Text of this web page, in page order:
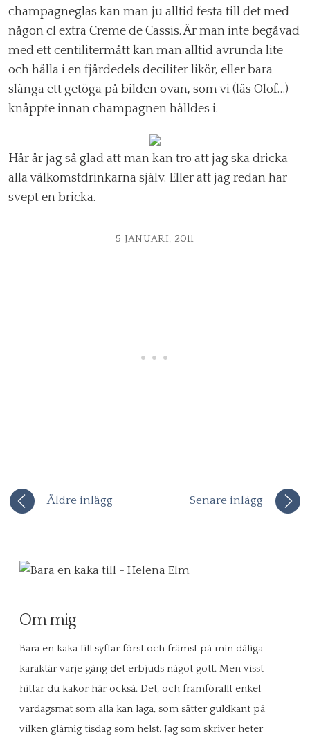
champagneglas kan man ju alltid festa till det med
någon cl extra Creme de Cassis. Är man inte begåvad
med ett centilitermått kan man alltid avrunda lite
och hälla i en fjärdedels deciliter likör, eller bara
slänga ett getöga på bilden ovan, som vi (läs Olof…)
knäppte innan champagnen hälldes i.
Här är jag så glad att man kan tro att jag ska dricka
alla välkomstdrinkarna själv. Eller att jag redan har
svept en bricka.
5 JANUARI, 2011
Äldre inlägg Senare inlägg
Om mig
Bara en kaka till syftar först och främst på min dåliga
karaktär varje gång det erbjuds något gott. Men visst
hittar du kakor här också. Det, och framförallt enkel
vardagsmat som alla kan laga, som sätter guldkant på
vilken glåmig tisdag som helst. Jag som skriver heter